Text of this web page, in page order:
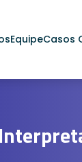
EquipeCasos